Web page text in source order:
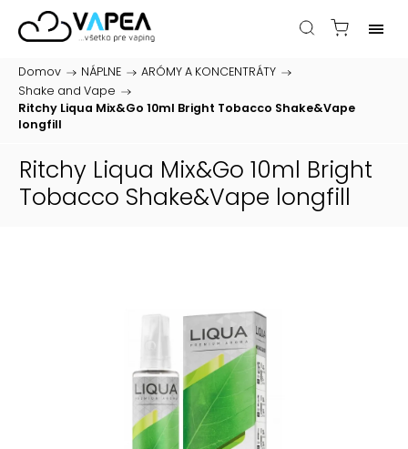
Domov / NÁPLNE / ARÓMY A KONCENTRÁTY /
Shake and Vape /
Ritchy Liqua Mix&Go 10ml Bright Tobacco Shake&Vape
longfill
Ritchy Liqua Mix&Go 10ml Bright
Tobacco Shake&Vape longfill